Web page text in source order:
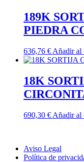
189K
PIEDRA
636,76 € Añadir al
18K
690,30 € Añadir al
Aviso Legal
Política de